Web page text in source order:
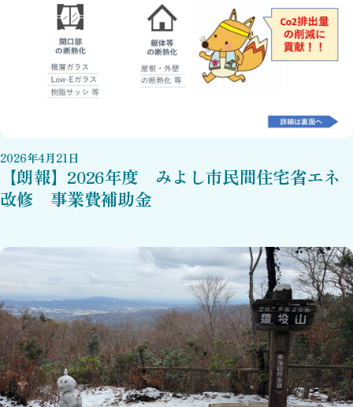
2026年4月21日
【朗報】2026年度 みよし市民間住宅省エネ
改修 事業費補助金